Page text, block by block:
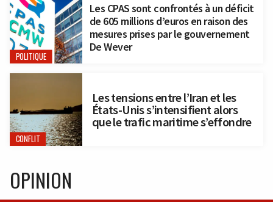
POLITIQUE
Les CPAS sont confrontés à un déficit
de 605 millions d’euros en raison des
mesures prises par le gouvernement
De Wever
CONFLIT
Les tensions entre l’Iran et les
États-Unis s’intensifient alors
que le trafic maritime s’effondre
OPINION